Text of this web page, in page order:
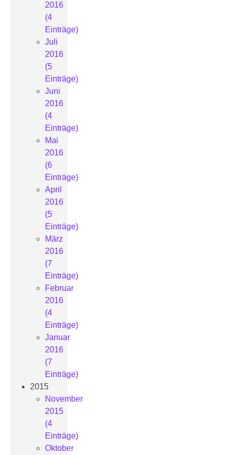
2016
(4
Einträge)
Juli
2016
(5
Einträge)
Juni
2016
(4
Einträge)
Mai
2016
(6
Einträge)
April
2016
(5
Einträge)
März
2016
(7
Einträge)
Februar
2016
(4
Einträge)
Januar
2016
(7
Einträge)
2015
November
2015
(4
Einträge)
Oktober